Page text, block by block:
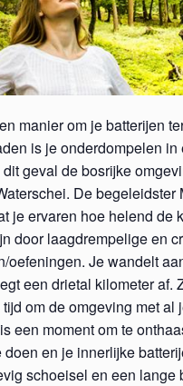
manier om je batterijen
is je onderdompelen in
geval de bosrijke
De begeleidster
je ervaren hoe helend de
door laagdrempelige en
oefeningen. Je wandelt
een drietal kilometer af.
om de omgeving met al
een moment om te
en je innerlijke
schoeisel en een lange